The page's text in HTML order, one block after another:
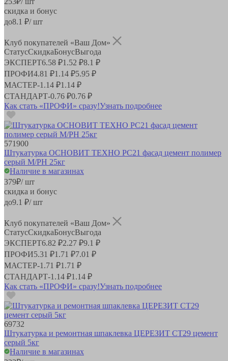
скидка и бонус
до8.1 ₽/ шт
Клуб покупателей «Ваш Дом»
СтатусСкидкаБонусВыгода
ЭКСПЕРТ6.58 ₽1.52 ₽8.1 ₽
ПРОФИ4.81 ₽1.14 ₽5.95 ₽
МАСТЕР-1.14 ₽1.14 ₽
СТАНДАРТ-0.76 ₽0.76 ₽
Как стать «ПРОФИ» сразу!Узнать подробнее
571900
Штукатурка ОСНОВИТ ТЕХНО PC21 фасад цемент полимер
серый М/РН 25кг
Наличие в магазинах
379₽/ шт
скидка и бонус
до9.1 ₽/ шт
Клуб покупателей «Ваш Дом»
СтатусСкидкаБонусВыгода
ЭКСПЕРТ6.82 ₽2.27 ₽9.1 ₽
ПРОФИ5.31 ₽1.71 ₽7.01 ₽
МАСТЕР-1.71 ₽1.71 ₽
СТАНДАРТ-1.14 ₽1.14 ₽
Как стать «ПРОФИ» сразу!Узнать подробнее
69732
Штукатурка и ремонтная шпаклевка ЦЕРЕЗИТ СТ29 цемент
серый 5кг
Наличие в магазинах